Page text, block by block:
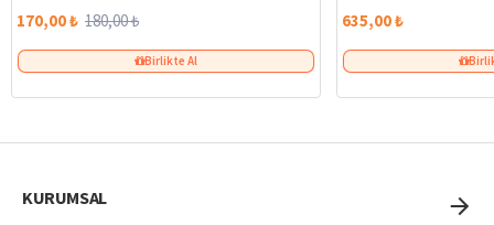
170,00 ₺ 180,00 ₺
Birlikte Al
635,00 ₺
KURUMSAL